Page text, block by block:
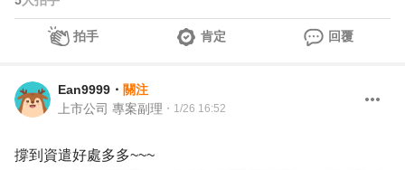
拍手 肯定 回覆
Ean9999 ・ 關注
上市公司 專案副理 ・ 1/26 16:52
撐到資遣好處多多~~~